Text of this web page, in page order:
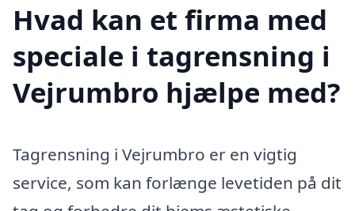
Hvad kan et firma med
speciale i tagrensning i
Vejrumbro hjælpe med?
Tagrensning i Vejrumbro er en vigtig
service, som kan forlænge levetiden på dit